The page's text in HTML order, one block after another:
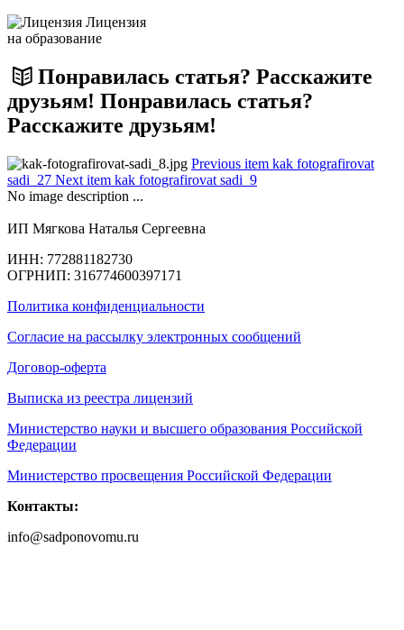
Лицензия
на образование
Понравилась статья? Расскажите
друзьям! Понравилась статья?
Расскажите друзьям!
Previous item kak fotografirovat
sadi_27 Next item kak fotografirovat sadi_9
No image description ...
ИП Мягкова Наталья Сергеевна
ИНН: 772881182730
ОГРНИП: 316774600397171
Политика конфиденциальности
Согласие на рассылку электронных сообщений
Договор-оферта
Выписка из реестра лицензий
Министерство науки и высшего образования Российской
Федерации
Министерство просвещения Российской Федерации
Контакты:
info@sadponovomu.ru